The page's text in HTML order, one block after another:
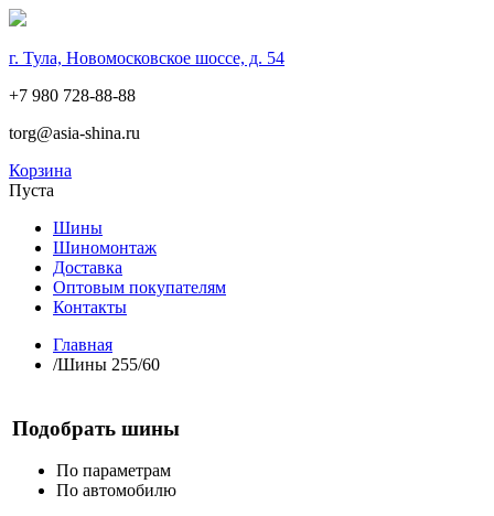
г. Тула, Новомосковское шоссе, д. 54
+7 980 728-88-88
torg@asia-shina.ru
Корзина
Пуста
Шины
Шиномонтаж
Доставка
Оптовым покупателям
Контакты
Главная
/Шины 255/60
Подобрать шины
По параметрам
По автомобилю